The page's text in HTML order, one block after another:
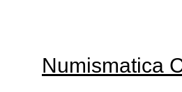
Numismatica